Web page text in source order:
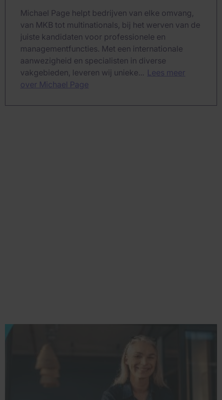
Michael Page helpt bedrijven van elke omvang,
van MKB tot multinationals, bij het werven van de
juiste kandidaten voor professionele en
managementfuncties. Met een internationale
aanwezigheid en specialisten in diverse
vakgebieden, leveren wij unieke... Lees meer
over Michael Page